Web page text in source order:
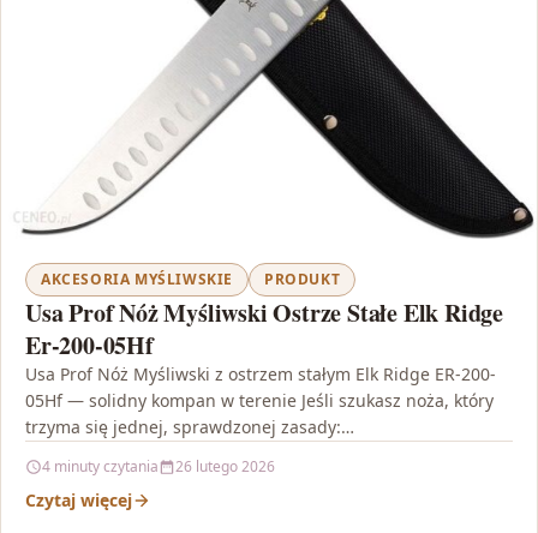
AKCESORIA MYŚLIWSKIE PRODUKT
Usa Prof Nóż Myśliwski Ostrze Stałe Elk Ridge
Er-200-05Hf
Usa Prof Nóż Myśliwski z ostrzem stałym Elk Ridge ER-200-
05Hf — solidny kompan w terenie Jeśli szukasz noża, który
trzyma się jednej, sprawdzonej zasady:…
4 minuty czytania 26 lutego 2026
Czytaj więcej